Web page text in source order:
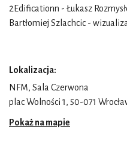
2Edificationn - Łukasz
Bartłomiej Szlachcic -
Lokalizacja:
NFM, Sala Czerwona
plac Wolności 1, 50-071
Pokaż na mapie